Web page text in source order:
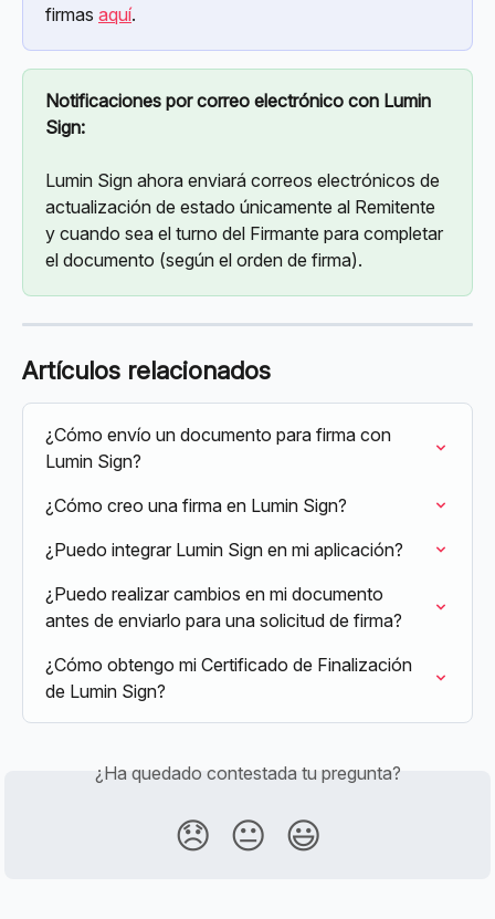
firmas aquí.
Notificaciones por correo electrónico con Lumin
Sign:
Lumin Sign ahora enviará correos electrónicos de
actualización de estado únicamente al Remitente
y cuando sea el turno del Firmante para completar
el documento (según el orden de firma).
Artículos relacionados
¿Cómo envío un documento para firma con
Lumin Sign?
¿Cómo creo una firma en Lumin Sign?
¿Puedo integrar Lumin Sign en mi aplicación?
¿Puedo realizar cambios en mi documento
antes de enviarlo para una solicitud de firma?
¿Cómo obtengo mi Certificado de Finalización
de Lumin Sign?
¿Ha quedado contestada tu pregunta?
😞 😐 😃